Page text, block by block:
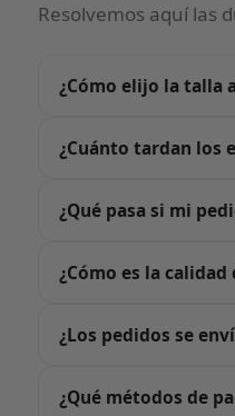
Resolvemos aquí las
¿Cómo elijo la talla
estándar: te
¿Cuánto tardan los
días. Si en algún
¿Qué pasa si mi
asumimos nosotros,
¿Cómo es la
los propios clientes al
¿Los pedidos se
cada caja con una
¿Qué métodos de